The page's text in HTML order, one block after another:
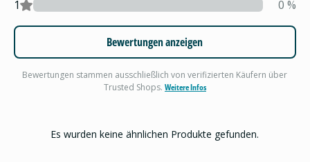
1
0 %
Bewertungen anzeigen
Bewertungen stammen ausschließlich von verifizierten Käufern über
Trusted Shops. Weitere Infos
Es wurden keine ähnlichen Produkte gefunden.